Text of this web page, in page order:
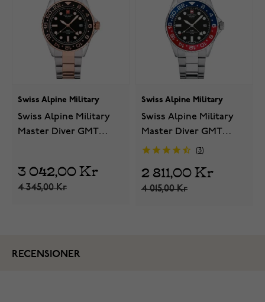
Swiss Alpine Military
Swiss Alpine Military
Master Diver GMT
3 042,00 Kr
4 345,00 Kr
Swiss Alpine Military
Swiss Alpine Military
Master Diver GMT
7052.1131SAM
3
2 811,00 Kr
4 015,00 Kr
RECENSIONER